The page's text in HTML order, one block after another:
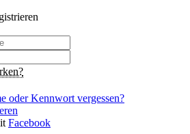
oder Kennwort vergessen?
Facebook